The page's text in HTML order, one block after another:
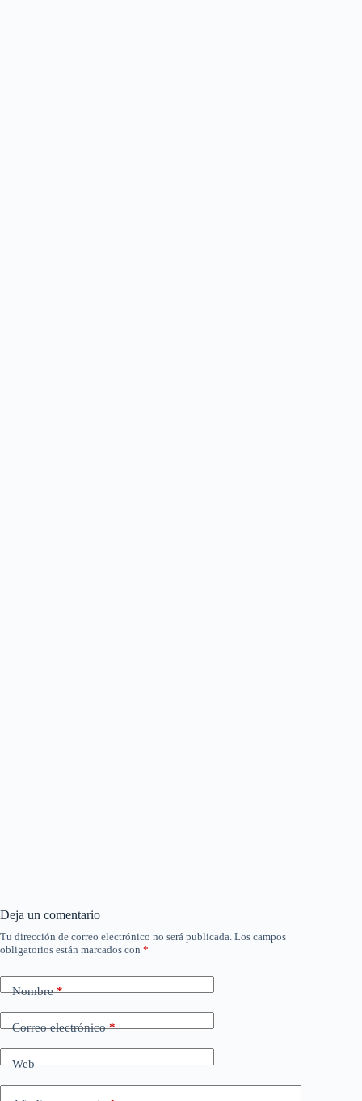
Deja un comentario
Tu dirección de correo electrónico no será publicada. Los campos
obligatorios están marcados con *
Nombre*
Correo electrónico*
Web